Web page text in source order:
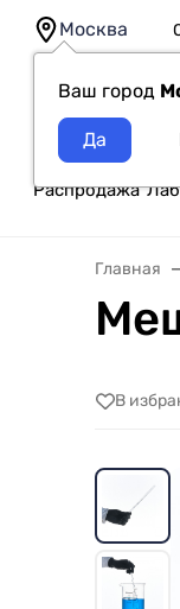
Москва
Ваш город
Распродажа
Главная
В